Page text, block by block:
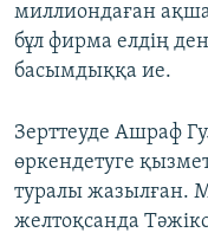
миллиондаған
бұл фирма елдің
басымдыққа ие.
Зерттеуде Ашраф
өркендетуге
туралы жазылған.
желтоқсанда